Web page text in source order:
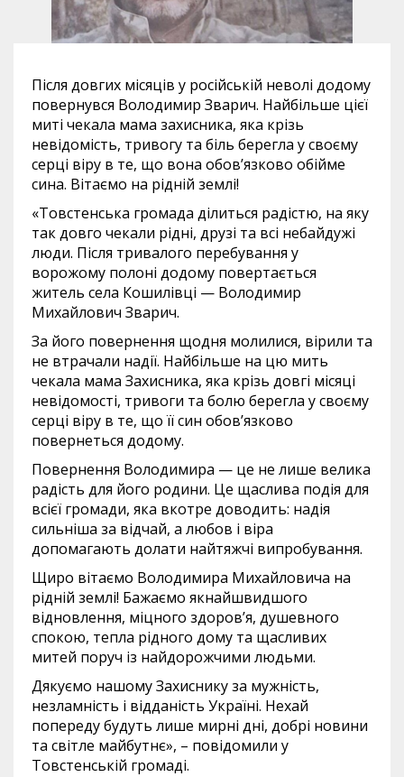
Після довгих місяців у російській неволі додому
повернувся Володимир Зварич. Найбільше цієї
миті чекала мама захисника, яка крізь
невідомість, тривогу та біль берегла у своєму
серці віру в те, що вона обов’язково обійме
сина. Вітаємо на рідній землі!
«Товстенська громада ділиться радістю, на яку
так довго чекали рідні, друзі та всі небайдужі
люди. Після тривалого перебування у
ворожому полоні додому повертається
житель села Кошилівці — Володимир
Михайлович Зварич.
За його повернення щодня молилися, вірили та
не втрачали надії. Найбільше на цю мить
чекала мама Захисника, яка крізь довгі місяці
невідомості, тривоги та болю берегла у своєму
серці віру в те, що її син обов’язково
повернеться додому.
Повернення Володимира — це не лише велика
радість для його родини. Це щаслива подія для
всієї громади, яка вкотре доводить: надія
сильніша за відчай, а любов і віра
допомагають долати найтяжчі випробування.
Щиро вітаємо Володимира Михайловича на
рідній землі! Бажаємо якнайшвидшого
відновлення, міцного здоров’я, душевного
спокою, тепла рідного дому та щасливих
митей поруч із найдорожчими людьми.
Дякуємо нашому Захиснику за мужність,
незламність і відданість Україні. Нехай
попереду будуть лише мирні дні, добрі новини
та світле майбутнє», – повідомили у
Товстенській громаді.